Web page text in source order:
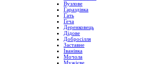
Вузлове
Гараздівка
Гать
Геча
Деренковець
Дідове
Добросілля
Заставне
Іванівка
Мочола
Мужієве